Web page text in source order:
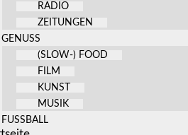
RADIO
ZEITUNGEN
GENUSS
(SLOW-) FOOD
FILM
KUNST
MUSIK
FUSSBALL